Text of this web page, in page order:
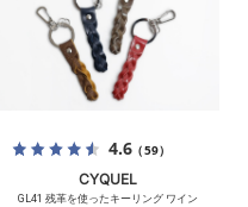
4.6（59）
CYQUEL
GL41 残革を使ったキーリング ワイン